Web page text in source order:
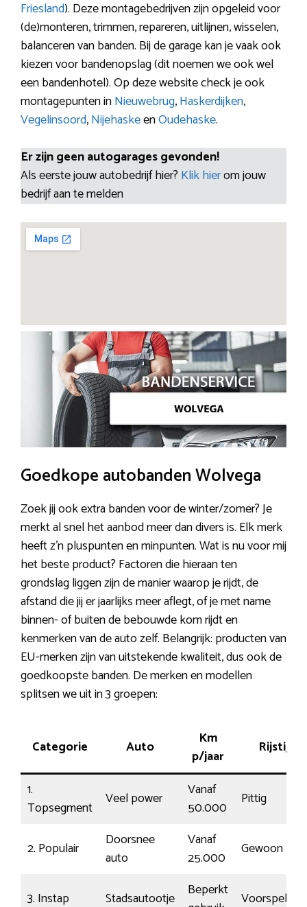
Friesland). Deze montagebedrijven zijn opgeleid voor
(de)monteren, trimmen, repareren, uitlijnen, wisselen,
balanceren van banden. Bij de garage kan je vaak ook
kiezen voor bandenopslag (dit noemen we ook wel
een bandenhotel). Op deze website check je ook
montagepunten inNieuwebrug,Haskerdijken,
Vegelinsoord,NijehaskeenOudehaske.
Er zijn geen autogarages gevonden!
Als eerste jouw autobedrijf hier? Klik hierom jouw
bedrijf aan te melden
Goedkope autobanden Wolvega
Zoek jij ook extra banden voor de winter/zomer? Je
merkt al snel het aanbod meer dan divers is. Elk merk
heeft z’n pluspunten en minpunten. Wat is nu voor mij
het beste product? Factoren die hieraan ten
grondslag liggen zijn de manier waarop je rijdt, de
afstand die jij er jaarlijks meer aflegt, of je met name
binnen- of buiten de bebouwde kom rijdt en
kenmerken van de auto zelf. Belangrijk: producten van
EU-merken zijn van uitstekende kwaliteit, dus ook de
goedkoopste banden. De merken en modellen
splitsen we uit in 3 groepen:
Categorie Auto
Km
p/jaar
Rijstijl
1.
Topsegment
Veel power
Vanaf
50.000
Pittig
2. Populair
Doorsnee
auto
Vanaf
25.000
Gewoon
3. Instap Stadsautootje
Beperkt